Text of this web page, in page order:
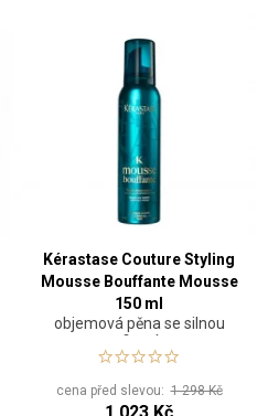
Kérastase Couture Styling
Mousse Bouffante Mousse
150 ml
objemová pěna se silnou
fixací
cena před slevou:1 298 Kč